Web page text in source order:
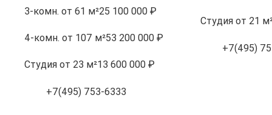
3-комн. от 61 м²25 100 000 ₽
4-комн. от 107 м²53 200 000 ₽
Студия от 23 м²13 600 000 ₽
+7(495) 753-6333
Студия от 21
+7(495)